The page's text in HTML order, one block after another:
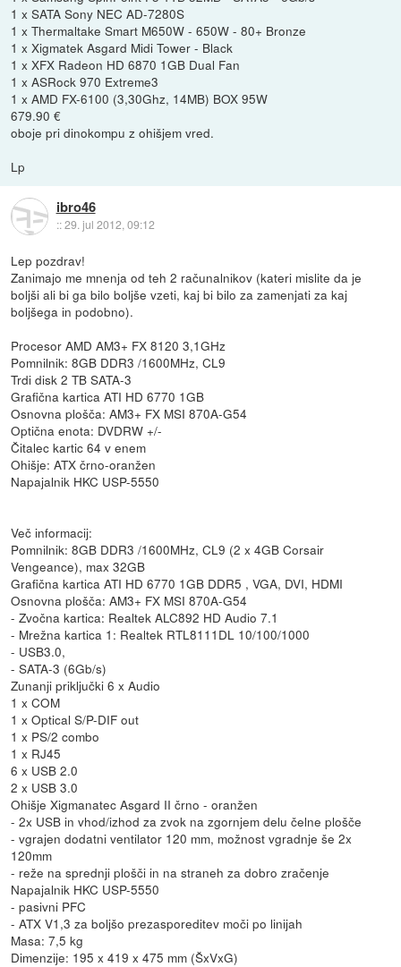
1 x SATA Sony NEC AD-7280S
1 x Thermaltake Smart M650W - 650W - 80+ Bronze
1 x Xigmatek Asgard Midi Tower - Black
1 x XFX Radeon HD 6870 1GB Dual Fan
1 x ASRock 970 Extreme3
1 x AMD FX-6100 (3,30Ghz, 14MB) BOX 95W
679.90 €
oboje pri dinokompu z ohišjem vred.
Lp
ibro46
::29. jul 2012, 09:12
Lep pozdrav!
Zanimajo me mnenja od teh 2 računalnikov (kateri mislite da je
boljši ali bi ga bilo boljše vzeti, kaj bi bilo za zamenjati za kaj
boljšega in podobno).
Procesor AMD AM3+ FX 8120 3,1GHz
Pomnilnik: 8GB DDR3 /1600MHz, CL9
Trdi disk 2 TB SATA-3
Grafična kartica ATI HD 6770 1GB
Osnovna plošča: AM3+ FX MSI 870A-G54
Optična enota: DVDRW +/-
Čitalec kartic 64 v enem
Ohišje: ATX črno-oranžen
Napajalnik HKC USP-5550
Več informacij:
Pomnilnik: 8GB DDR3 /1600MHz, CL9 (2 x 4GB Corsair
Vengeance), max 32GB
Grafična kartica ATI HD 6770 1GB DDR5 , VGA, DVI, HDMI
Osnovna plošča: AM3+ FX MSI 870A-G54
- Zvočna kartica: Realtek ALC892 HD Audio 7.1
- Mrežna kartica 1: Realtek RTL8111DL 10/100/1000
- USB3.0,
- SATA-3 (6Gb/s)
Zunanji priključki 6 x Audio
1 x COM
1 x Optical S/P-DIF out
1 x PS/2 combo
1 x RJ45
6 x USB 2.0
2 x USB 3.0
Ohišje Xigmanatec Asgard II črno - oranžen
- 2x USB in vhod/izhod za zvok na zgornjem delu čelne plošče
- vgrajen dodatni ventilator 120 mm, možnost vgradnje še 2x
120mm
- reže na sprednji plošči in na straneh za dobro zračenje
Napajalnik HKC USP-5550
- pasivni PFC
- ATX V1,3 za boljšo prezasporeditev moči po linijah
Masa: 7,5 kg
Dimenzije: 195 x 419 x 475 mm (ŠxVxG)